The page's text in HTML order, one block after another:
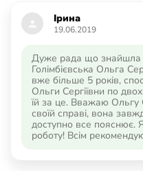
Дуже рада що знайшла
Голімбієвська Ольга
вже більше 5 років,
Ольги Сергіївни по
їй за це. Вважаю Ольгу
своїй справі, вона
доступно все пояснює.
роботу! Всім
19.06.2019
Ірина